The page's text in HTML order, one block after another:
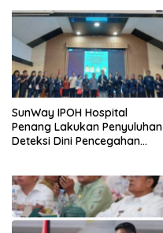
SunWay IPOH Hospital
Penang Lakukan Penyuluhan
Deteksi Dini Pencegahan